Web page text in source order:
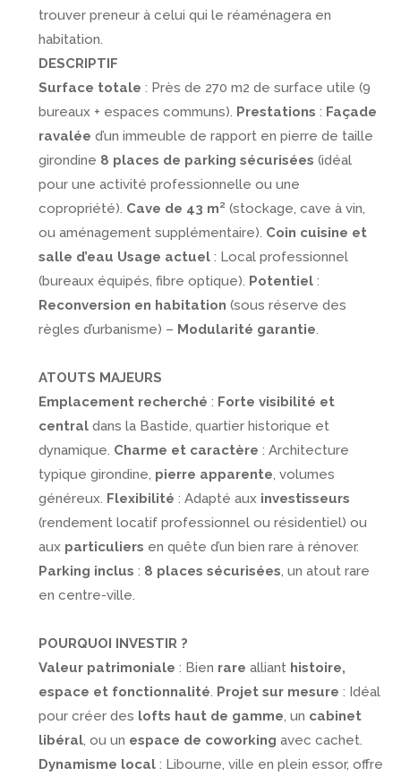
trouver preneur à celui qui le réaménagera en
habitation.
DESCRIPTIF
Surface totale : Près de 270 m2 de surface utile (9
bureaux + espaces communs). Prestations : Façade
ravalée d’un immeuble de rapport en pierre de taille
girondine 8 places de parking sécurisées (idéal
pour une activité professionnelle ou une
copropriété). Cave de 43 m² (stockage, cave à vin,
ou aménagement supplémentaire). Coin cuisine et
salle d’eau Usage actuel: Local professionnel
(bureaux équipés, fibre optique). Potentiel:
Reconversion en habitation (sous réserve des
règles d’urbanisme) – Modularité garantie
ATOUTS MAJEURS
Emplacement recherché : Forte visibilité et
centraldans la Bastide, quartier historique et
dynamique. Charme et caractère : Architecture
typique girondine, pierre apparente , volumes
généreux. Flexibilité : Adapté aux investisseurs
(rendement locatif professionnel ou résidentiel) ou
aux particuliers en quête d’un bien rare à rénover.
Parking inclus : 8 places sécurisées , un atout rare
en centre-ville.
POURQUOI INVESTIR ?
Valeur patrimoniale : Bien rare alliant histoire,
espace et fonctionnalité Projet sur mesure : Idéal
pour créer des lofts haut de gamme , un cabinet
libéral, ou un espace de coworking avec cachet.
Dynamisme local: Libourne, ville en plein essor, offre